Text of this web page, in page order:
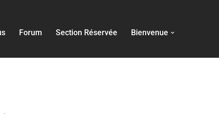
Forum Section Réservée Bienvenue